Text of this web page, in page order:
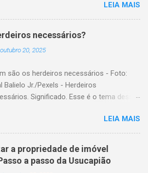
pelos elementos, para transmissão
Esses elementos são: A)
ou seja, com importância monetária,
ou seja, obrigações não cumpridas,
tem cabimento a conclusão de que, quem
crédito, também, herda débito. A
do patrimônio da pessoa falecida
ou testamentária. A sucessão legítima
em lei, para a transmissão do
da pessoa falecida que não fez
A sucessão testamentária visa
LEIA MAIS
necessários?
outubro 20, 2025
são os herdeiros necessários - Foto:
Balielo Jr./Pexels - Herdeiros
Significado. Esse é o tema dessa
Herdeiros necessários são todas
com certo direito de receber parte
herança, mesmo na existência de
. Nesse sentido, o nosso Código
LEIA MAIS
a propriedade de imóvel
a passo da Usucapião